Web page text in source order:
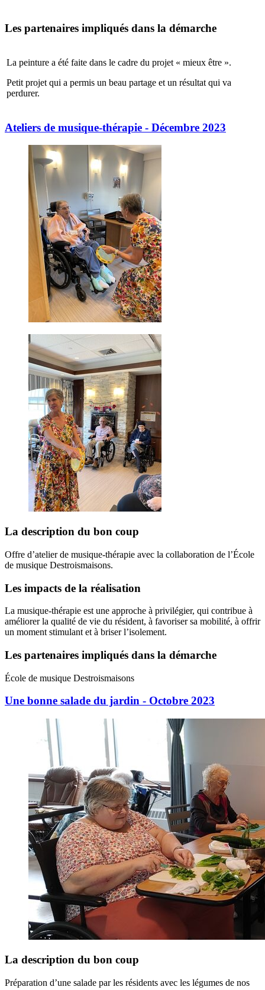
Les partenaires impliqués dans la démarche
La peinture a été faite dans le cadre du projet « mieux être ».
Petit projet qui a permis un beau partage et un résultat qui va
perdurer.
Ateliers de musique-thérapie - Décembre 2023
La description du bon coup
Offre d’atelier de musique-thérapie avec la collaboration de l’École
de musique Destroismaisons.
Les impacts de la réalisation
La musique-thérapie est une approche à privilégier, qui contribue à
améliorer la qualité de vie du résident, à favoriser sa mobilité, à offrir
un moment stimulant et à briser l’isolement.
Les partenaires impliqués dans la démarche
École de musique Destroismaisons
Une bonne salade du jardin - Octobre 2023
La description du bon coup
Préparation d’une salade par les résidents avec les légumes de nos